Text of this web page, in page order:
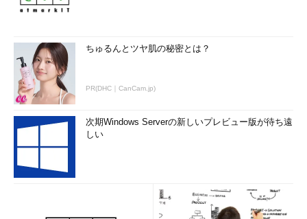
ちゅるんとツヤ肌の秘密とは？
PR(DHC｜CanCam.jp)
次期Windows Serverの新しいプレビュー版が待ち遠
しい